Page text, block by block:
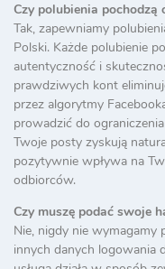
Czy polubienia
Tak, zapewniamy
Polski. Każde polubienie
autentyczność i
prawdziwych kont
przez algorytmy
prowadzić do
Twoje posty zyskują
pozytywnie wpływa na
odbiorców.
Czy muszę podać swoje
Nie, nigdy nie wymagamy
innych danych logowania